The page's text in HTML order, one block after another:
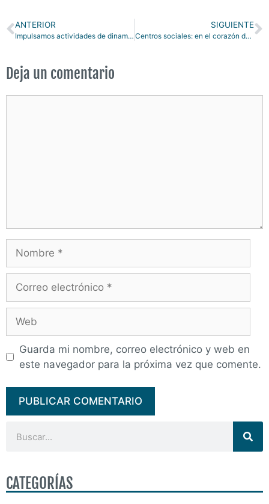
ANTERIOR
Impulsamos actividades de dinamización social en Ibiza
SIGUIENTE
Centros sociales: en el corazón de la participación ciudadana
Deja un comentario
Guarda mi nombre, correo electrónico y web en
este navegador para la próxima vez que comente.
CATEGORÍAS